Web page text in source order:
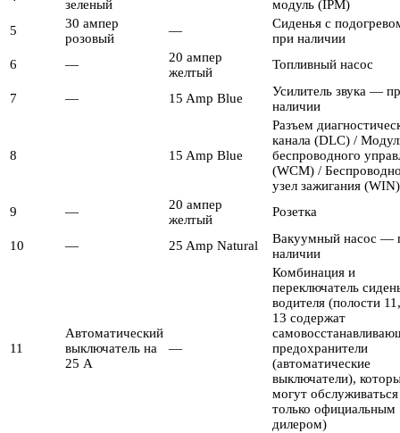
зеленый
модуль (IPM)
5
30 ампер
розовый
—
Сиденья с
при наличии
6
—
20 ампер
желтый
Топливный насос
7 — 15 Amp Blue
Усилитель звука —
наличии
8 15 Amp Blue
Разъем
канала (DLC) /
беспроводного
(WCM) /
узел зажигания (WIN)
9
—
20 ампер
желтый
Розетка
10 — 25 Amp Natural
Вакуумный насос —
наличии
11
Автоматический
выключатель на
25 А
—
Комбинация и
переключатель
водителя (полости
13 содержат
предохранители
(автоматические
выключатели),
могут обслуживаться
только официальным
дилером)